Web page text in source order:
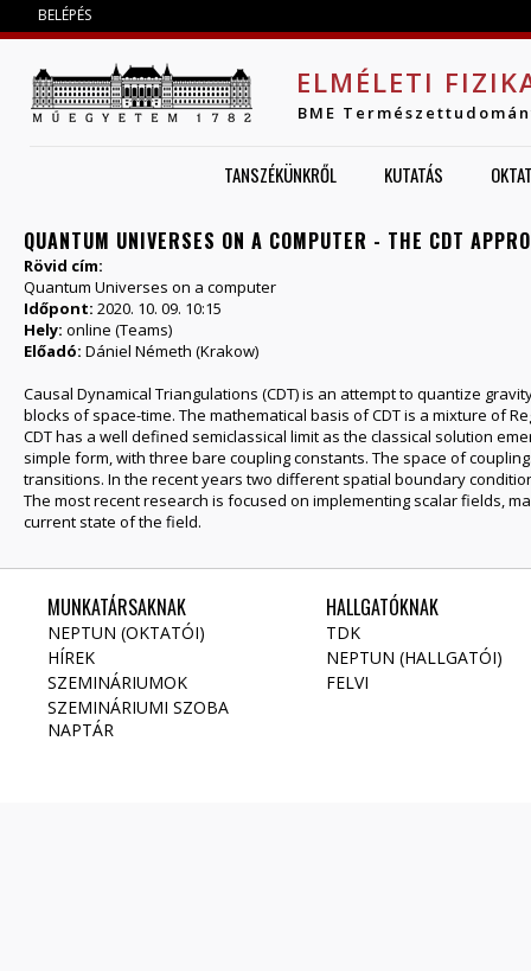
BELÉPÉS
ELMÉLETI
BME
TANSZÉKÜNKRŐL KUTATÁS
QUANTUM UNIVERSES ON A COMPUTER - THE CDT
Rövid cím:
Quantum Universes on a computer
Időpont: 2020. 10. 09. 10:15
Hely: online (Teams)
Előadó: Dániel Németh (Krakow)
Causal Dynamical Triangulations (CDT) is an attempt to quantize
blocks of space-time. The mathematical basis of CDT is a mixture of
CDT has a well defined semiclassical limit as the classical solution
simple form, with three bare coupling constants. The space of
transitions. In the recent years two different spatial boundary
The most recent research is focused on implementing scalar fields,
current state of the field.
MUNKATÁRSAKNAK
NEPTUN (OKTATÓI)
HÍREK
SZEMINÁRIUMOK
SZEMINÁRIUMI SZOBA
NAPTÁR
HALLGATÓKNAK
TDK
NEPTUN (HALLGATÓI)
FELVI